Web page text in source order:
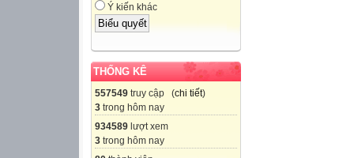
Ý kiến khác
THỐNG KÊ
557549 truy cập (chi tiết)
3 trong hôm nay
934589 lượt xem
3 trong hôm nay